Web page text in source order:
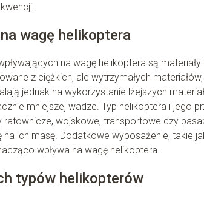
wagę helikoptera
na wagę helikoptera są
z ciężkich, ale wytrzymałych
jednak na wykorzystanie lżejszych
mniejszej wadze. Typ helikoptera i jego
ratownicze, wojskowe, transportowe czy
na ich masę. Dodatkowe wyposażenie, takie
wpływa na wagę helikoptera.
typów helikopterów